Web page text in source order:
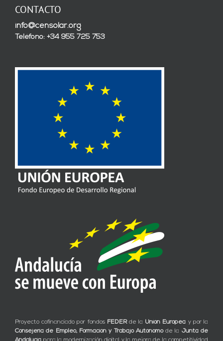
CONTACTO
info@censolar.org
Teléfono: +34 955 725 753
Proyecto cofinanciado por fondos FEDERde la Unión Europea y por la
Consejería de Empleo, Formación y Trabajo Autónomode la Junta de